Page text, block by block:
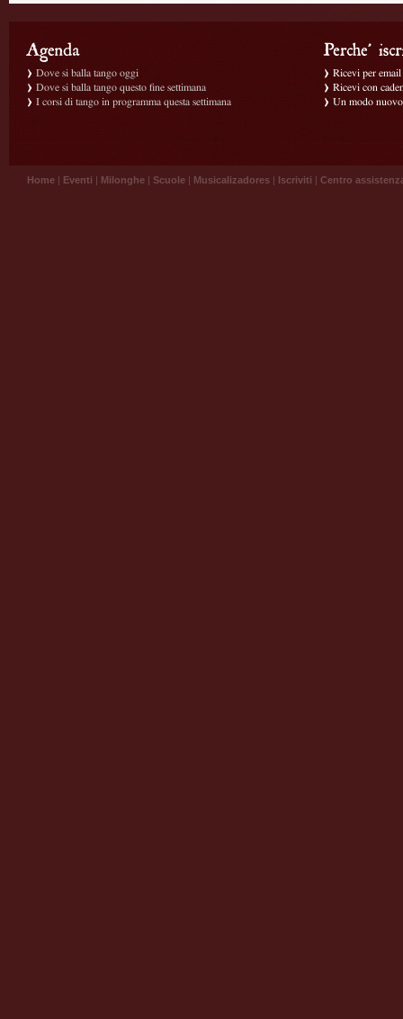
Dove si balla tango oggi
Dove si balla tango questo fine settimana
I corsi di tango in programma questa settimana
Ricevi per
Ricevi con
Un modo
Home | Eventi | Milonghe | Scuole | Musicalizadores | Iscriviti | Centro